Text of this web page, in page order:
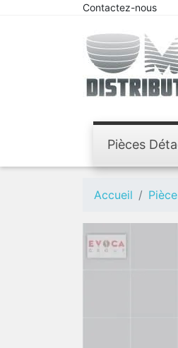
Contactez-nous
Pièces
Accueil